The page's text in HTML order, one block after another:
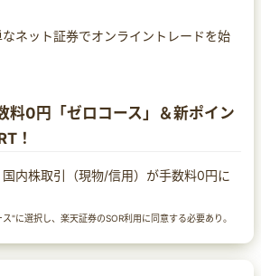
ネット証券でオンライントレードを始
料0円「ゼロコース」＆新ポイン
！
内株取引（現物/信用）が手数料0円に
"に選択し、楽天証券のSOR利用に同意する必要あり。